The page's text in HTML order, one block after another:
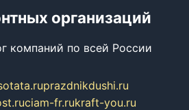
организаций
компаний по всей России
prazdnikdushi.ru
ciam-fr.rukraft-you.ru